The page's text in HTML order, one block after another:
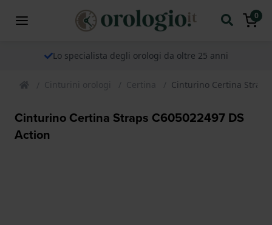
0
Lo specialista degli orologi da oltre 25 anni
Cinturini orologi Certina Cinturino Certina Straps
Cinturino Certina Straps C605022497 DS
Action